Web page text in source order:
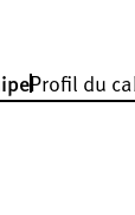
Profil du